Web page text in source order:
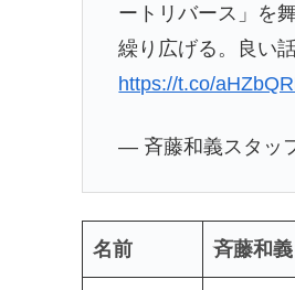
ートリバース」を
繰り広げる。良い
https://t.co/
— 斉藤和義スタッ
名前 斉藤和義